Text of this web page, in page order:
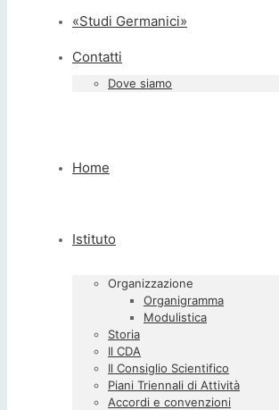
«Studi Germanici»
Contatti
Dove siamo
Home
Istituto
Organizzazione
Organigramma
Modulistica
Storia
Il CDA
Il Consiglio Scientifico
Piani Triennali di Attività
Accordi e convenzioni